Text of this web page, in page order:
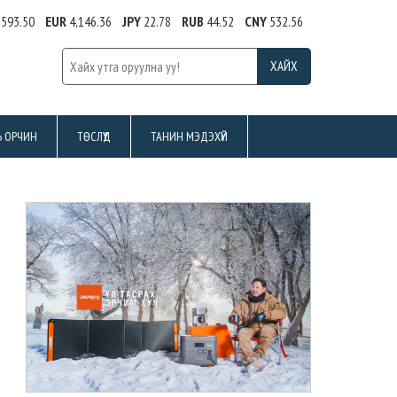
EUR4,146.36 JPY22.78 RUB 44.52 CNY532.56
ОРЧИН ТӨСЛҮҮД ТАНИН МЭДЭХҮЙ